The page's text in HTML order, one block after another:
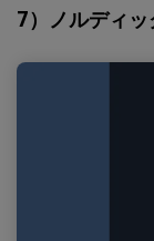
7）ノルディッ